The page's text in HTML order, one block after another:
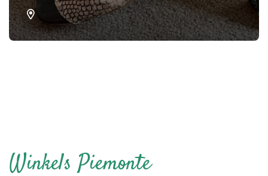
Winkels Piemonte